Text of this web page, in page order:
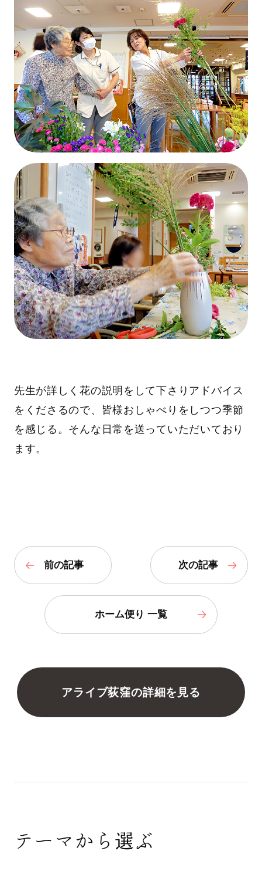
先生が詳しく花の説明をして下さりアドバイス
をくださるので、皆様おしゃべりをしつつ季節
を感じる。そんな日常を送っていただいており
ます。
前の記事 次の記事
ホーム便り 一覧
アライブ荻窪の詳細を見る
テーマから選ぶ